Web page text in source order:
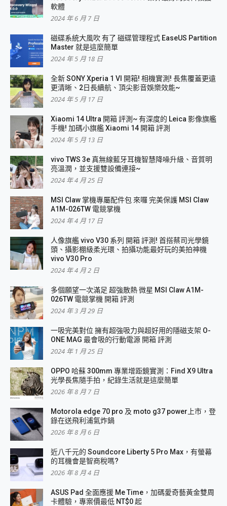
軟體
2024 年 6 月 7 日
磁碟系統大風吹 有了 磁碟管理程式 EaseUS Partition
Master 就是這麼簡單
2024 年 5 月 18 日
全新 SONY Xperia 1 VI 開箱! 相機實測! 長焦覆蓋更遠
更清晰、2日長續航、頂尖影音娛樂效能~
2024 年 5 月 17 日
Xiaomi 14 Ultra 開箱 評測~ 有深度的 Leica 影像旗艦
手機! 加碼小旗艦 Xiaomi 14 開箱 評測
2024 年 5 月 13 日
vivo TWS 3e 真無線藍牙耳機智慧降噪升級、音質明
亮溫潤，並支援雙設備連接~
2024 年 4 月 25 日
MSI Claw 掌機專屬配件包 來囉 完美保護 MSI Claw
A1M-026TW 電競掌機
2024 年 4 月 17 日
人像旗艦 vivo V30 系列 開箱 評測! 首搭蔡司光學鏡
頭、攝影棚級柔光環、拍攝功能最好玩的美拍神機
vivo V30 Pro
2024 年 4 月 2 日
多個願望一次滿足 超強散熱 微星 MSI Claw A1M-
026TW 電競掌機 開箱 評測
2024 年 3 月 29 日
一吸完美對位 擁有超強吸力與超好用的隱磁支架 O-
ONE MAG 最會吸的行動電源 開箱 評測
2024 年 1 月 25 日
OPPO 哈蘇 300mm 專業增距鏡實測：Find X9 Ultra
光學長焦隨手拍，紀錄生活就是這麼簡單
2026 年 8 月 7 日
Motorola edge 70 pro 及 moto g37 power上市，登
錄在送飛利浦氣炸鍋
2026 年 8 月 6 日
近八千元的 Soundcore Liberty 5 Pro Max，有螢幕
的耳機會是智商稅嗎?
2026 年 8 月 4 日
ASUS Pad 全面應援 Me Time，加碼愛奇藝黃金雙周
卡體驗，專案價最低 NT$0 起